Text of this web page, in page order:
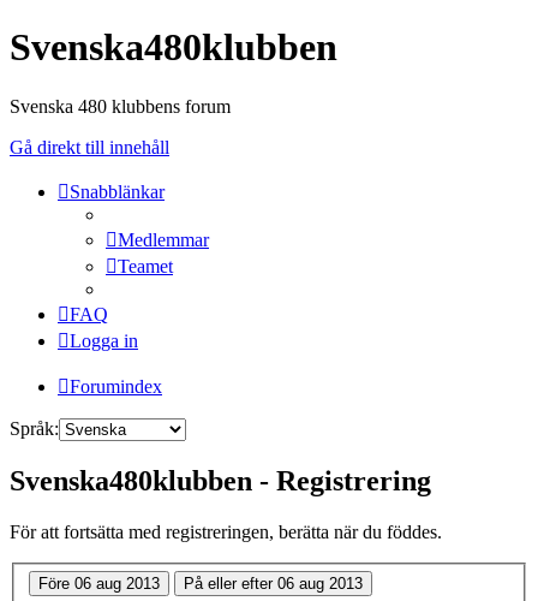
Svenska480klubben
Svenska 480 klubbens forum
Gå direkt till innehåll
Snabblänkar
Medlemmar
Teamet
FAQ
Logga in
Forumindex
Språk:
Svenska480klubben - Registrering
För att fortsätta med registreringen, berätta när du föddes.